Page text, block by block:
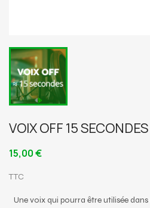
VOIX OFF 15 SECONDES
15,00 €
TTC